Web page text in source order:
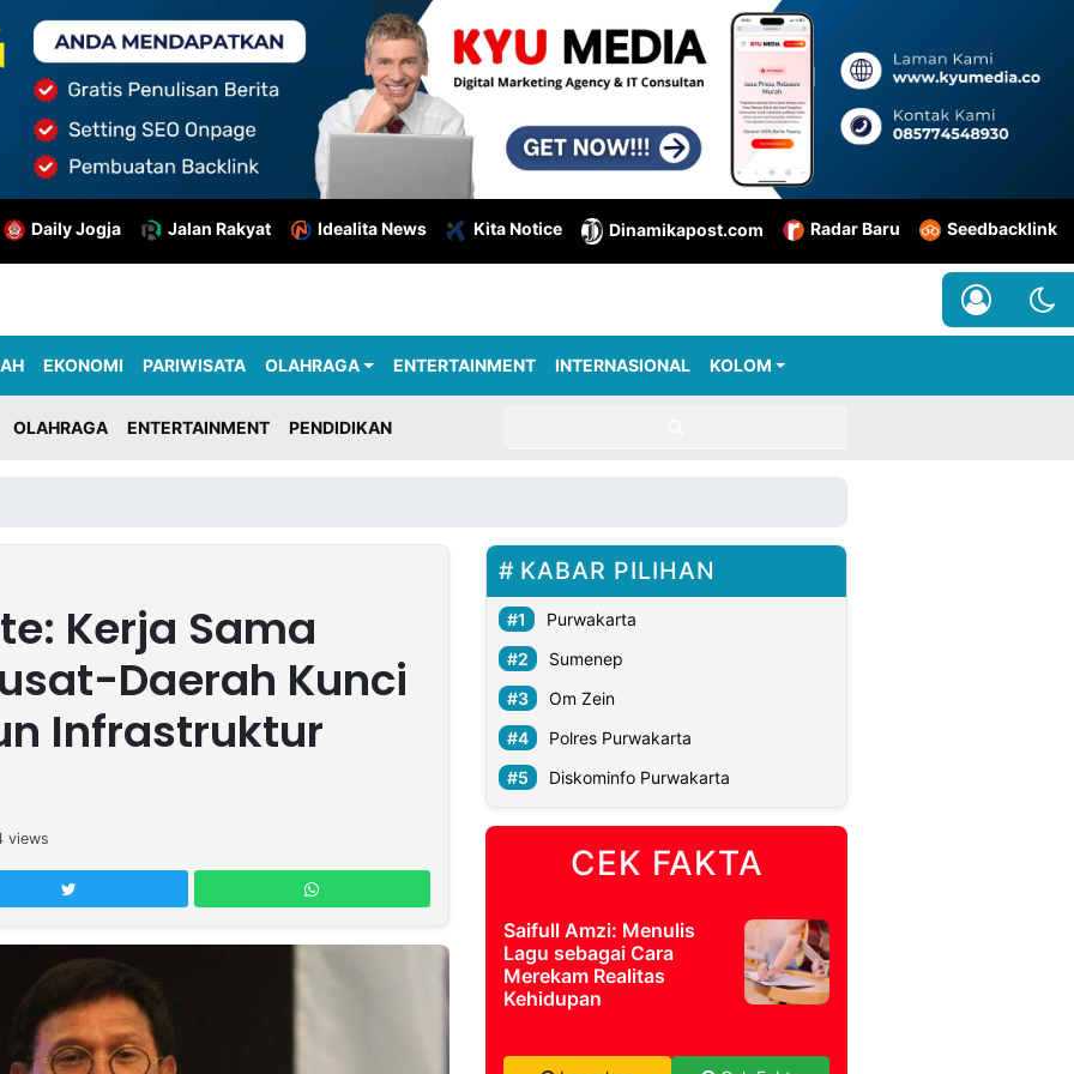
Daily Jogja Jalan Rakyat Idealita News Kita Notice Dinamikapost.com Radar Baru Seedbacklink
EKONOMI PARIWISATA OLAHRAGA ENTERTAINMENT INTERNASIONAL KOLOM
OLAHRAGA ENTERTAINMENT PENDIDIKAN
Kerja Sama
Daerah Kunci
Infrastruktur
views
KABAR PILIHAN
Purwakarta
Sumenep
Om Zein
Polres Purwakarta
Diskominfo Purwakarta
CEK FAKTA
Saifull Amzi: Menulis
Lagu sebagai Cara
Merekam Realitas
Kehidupan